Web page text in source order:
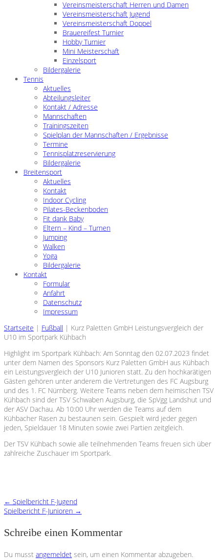
Vereinsmeisterschaft Herren und Damen
Vereinsmeisterschaft Jugend
Vereinsmeisterschaft Doppel
Brauereifest Turnier
Hobby Turnier
Mini Meisterschaft
Einzelsport
Bildergalerie
Tennis
Aktuelles
Abteilungsleiter
Kontakt / Adresse
Mannschaften
Trainingszeiten
Spielplan der Mannschaften / Ergebnisse
Termine
Tennisplatzreservierung
Bildergalerie
Breitensport
Aktuelles
Kontakt
Indoor Cycling
Pilates-Beckenboden
Fit dank Baby
Eltern – Kind – Turnen
Jumping
Walken
Yoga
Bildergalerie
Kontakt
Formular
Anfahrt
Datenschutz
Impressum
Startseite | Fußball | Kurz Paletten GmbH Leistungsvergleich der
U10 im Sportpark Kühbach
Highlight im Sportpark Kühbach: Am Sonntag den 02.07.2023 findet
unter dem Namen des Sponsors Kurz Paletten GmbH aus Kühbach
ein Leistungsvergleich der U10 Junioren statt. Zu den hochkarätigen
Gästen gehören unter anderem die Vertretungen des FC Augsburg
und des 1. FC Nürnberg. Weitere Teams neben dem heimischen TSV
Kühbach sind der TSV Schwaben Augsburg, die SpVgg Landshut und
der ASV Dachau. Ab 10:00 Uhr werden die Teams auf dem
Kühbacher Rasen zu bestaunen sein. Gespielt wird jeder gegen
jeden, Spieldauer 18 Minuten sowie zwei Partien zeitgleich.
Der TSV Kühbach sowie alle teilnehmenden Teams freuen sich über
zahlreiche Zuschauer im Sportpark.
← Spielbericht F-Jugend
Spielbericht F-Junioren →
Schreibe einen Kommentar
Du musst angemeldet sein, um einen Kommentar abzugeben.